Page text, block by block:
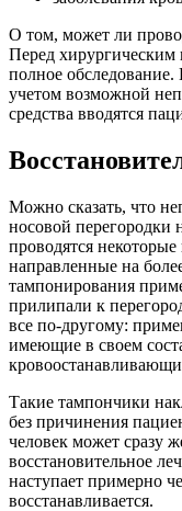
О том, может ли
Перед хирургическим
полное обследование.
учетом возможной
средства вводятся
Можно сказать, что
носовой перегородки
проводятся
направленные на
тампонирования
прилипали к
все по-другому:
имеющие в своем
Такие тампончики
без причинения
человек может сразу
восстановительное
наступает примерно
восстанавливается.